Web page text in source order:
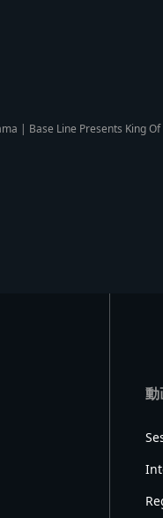
| Base Line Presents King
動